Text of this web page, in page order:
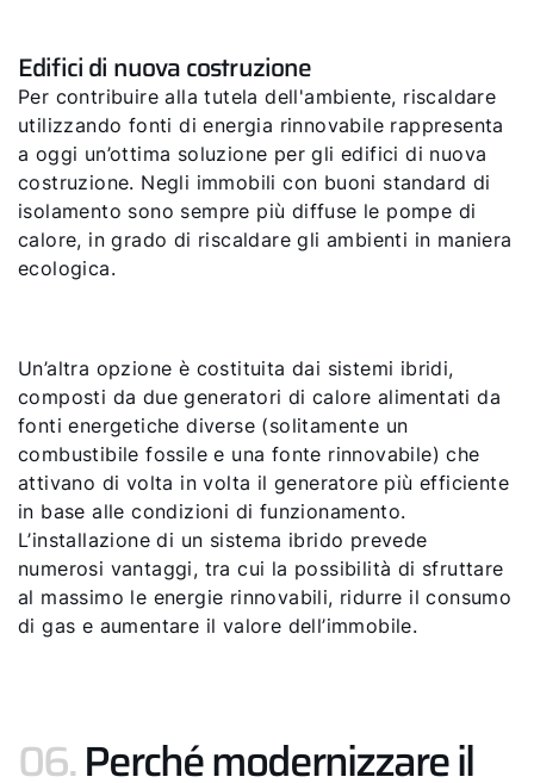
Edifici di nuova costruzione
Per contribuire alla tutela dell'ambiente, riscaldare
utilizzando fonti di energia rinnovabile rappresenta
a oggi un’ottima soluzione per gli edifici di nuova
costruzione. Negli immobili con buoni standard di
isolamento sono sempre più diffuse le pompe di
calore, in grado di riscaldare gli ambienti in maniera
ecologica.
Un’altra opzione è costituita dai sistemi ibridi,
composti da due generatori di calore alimentati da
fonti energetiche diverse (solitamente un
combustibile fossile e una fonte rinnovabile) che
attivano di volta in volta il generatore più efficiente
in base alle condizioni di funzionamento.
L’installazione di un sistema ibrido prevede
numerosi vantaggi, tra cui la possibilità di sfruttare
al massimo le energie rinnovabili, ridurre il consumo
di gas e aumentare il valore dell’immobile.
06.Perché modernizzare il